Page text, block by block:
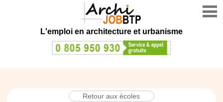
L'emploi en architecture et urbanisme
Retour aux écoles